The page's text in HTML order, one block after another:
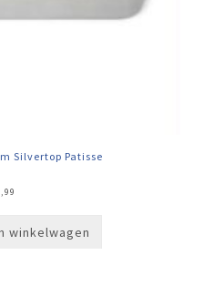
Silvertop Patisse
winkelwagen